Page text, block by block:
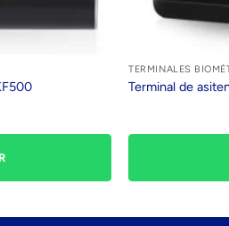
TERMINALES
Terminal de